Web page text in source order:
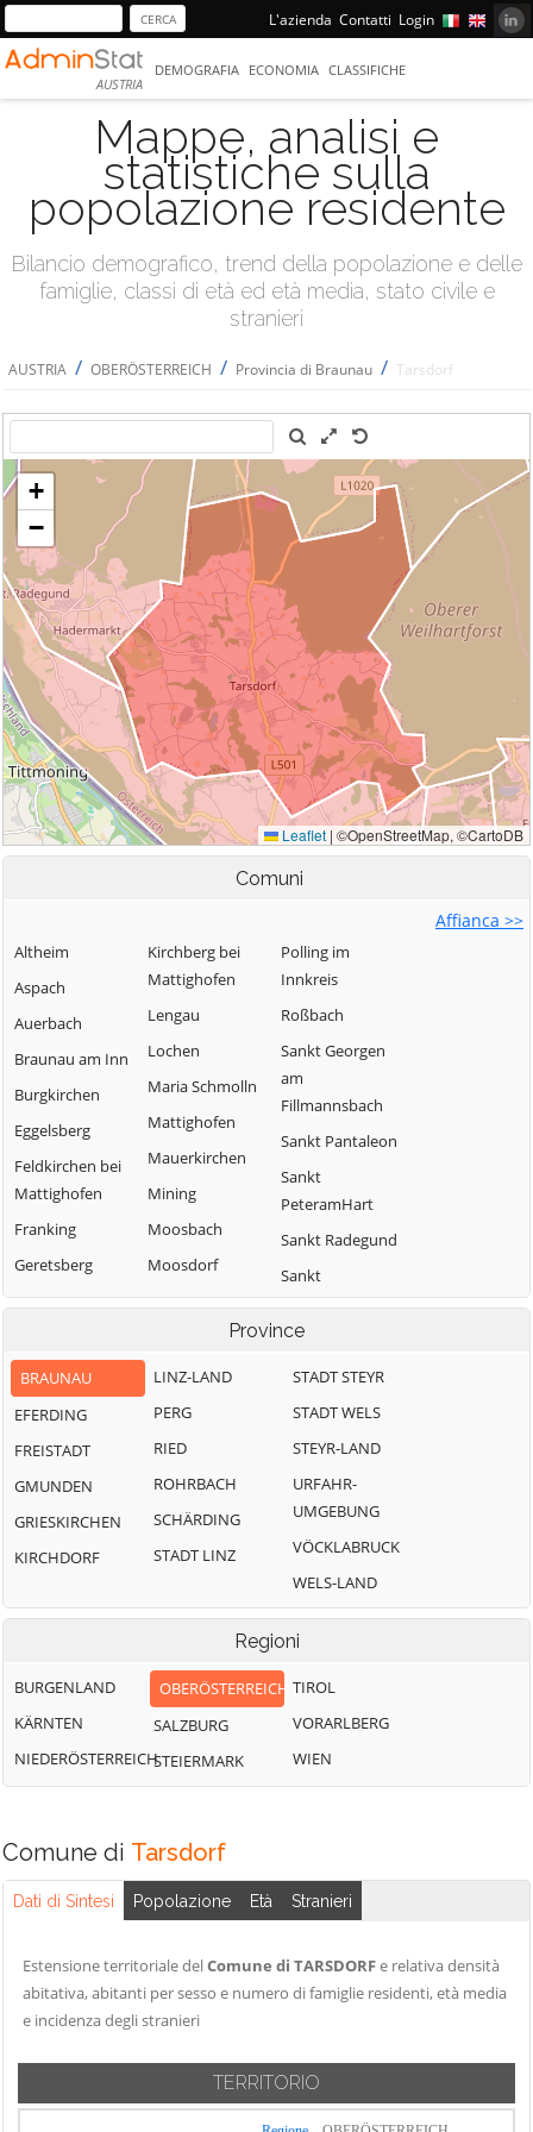
L'azienda Contatti Login
AUSTRIA
DEMOGRAFIA ECONOMIA CLASSIFICHE
Mappe, analisi e
statistiche sulla
popolazione residente
Bilancio demografico, trend della popolazione e delle
famiglie, classi di età ed età media, stato civile e
stranieri
AUSTRIA / OBERÖSTERREICH / Provincia di Braunau / Tarsdorf
Comuni
Affianca >>
Altheim
Aspach
Auerbach
Braunau am Inn
Burgkirchen
Eggelsberg
Feldkirchen bei
Mattighofen
Franking
Geretsberg
Gilgenberg am
Haigermoos
Handenberg
Uttendorf
Hochburg-Ach
Höhnhart
Jeging
Kirchberg bei
Mattighofen
Lengau
Lochen
Maria Schmolln
Mattighofen
Mauerkirchen
Mining
Moosbach
Moosdorf
Munderfing
Neukirchen an
Polling im
Innkreis
Roßbach
Sankt Georgen
am
Fillmannsbach
Sankt Pantaleon
Sankt
PeteramHart
Sankt Radegund
Sankt
VeitimInnkreis
SanktJohann am
Tarsdorf
Treubach
Überackern
Weng im Innkreis
Province
BRAUNAU
EFERDING
FREISTADT
GMUNDEN
GRIESKIRCHEN
KIRCHDORF
LINZ-LAND
PERG
RIED
ROHRBACH
SCHÄRDING
STADT LINZ
STADT STEYR
STADT WELS
STEYR-LAND
URFAHR-
UMGEBUNG
VÖCKLABRUCK
WELS-LAND
Regioni
BURGENLAND
KÄRNTEN
NIEDERÖSTERREICH
OBERÖSTERREICH
SALZBURG
STEIERMARK
TIROL
VORARLBERG
WIEN
Comune di Tarsdorf
Dati di Sintesi Popolazione Età Stranieri
Estensione territoriale delComune di TARSDORFe relativa densità
abitativa, abitanti per sesso e numero di famiglie residenti, età media
e incidenza degli stranieri
TERRITORIO